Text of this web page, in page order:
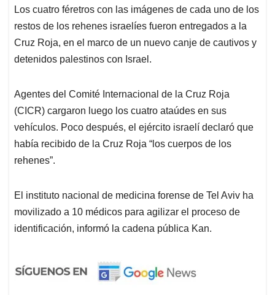
Los cuatro féretros con las imágenes de cada uno de los
restos de los rehenes israelíes fueron entregados a la
Cruz Roja, en el marco de un nuevo canje de cautivos y
detenidos palestinos con Israel.
Agentes del Comité Internacional de la Cruz Roja
(CICR) cargaron luego los cuatro ataúdes en sus
vehículos. Poco después, el ejército israelí declaró que
había recibido de la Cruz Roja “los cuerpos de los
rehenes”.
El instituto nacional de medicina forense de Tel Aviv ha
movilizado a 10 médicos para agilizar el proceso de
identificación, informó la cadena pública Kan.